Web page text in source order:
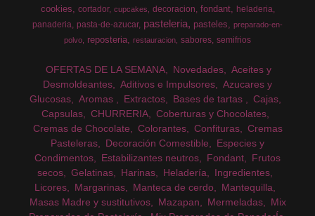
cookies cortador cupcakes decoracion fondant
heladeria
panaderia pasta-de-azucar pasteleria pasteles
preparado-en-
polvo
reposteria restauracion sabores semifrios
OFERTAS DE LA SEMANA Novedades
Aceites y
Desmoldeantes
Aditivos e Impulsores
Azucares y
Glucosas
Aromas Extractos Bases de tartas
Cajas
Capsulas
CHURRERIA
Coberturas y Chocolates
Cremas de Chocolate
Colorantes Confituras
Cremas
Pasteleras
Decoración Comestible
Especies y
Condimentos
Estabilizantes neutros Fondant
Frutos
secos
Gelatinas Harinas Heladería
Ingredientes
Licores
Margarinas Manteca de cerdo
Mantequilla
Masas Madre y sustitutivos
Mazapan Mermeladas
Mix